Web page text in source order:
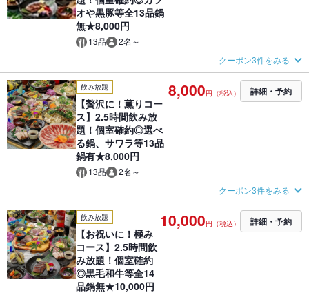
オや黒豚等全13品鍋
無★8,000円
13品
2名～
クーポン3件をみる
飲み放題
【贅沢に！薫りコー
ス】2.5時間飲み放
題！個室確約◎選べ
る鍋、サワラ等13品
鍋有★8,000円
13品 2名～
8,000円（税込） 詳細・予約
クーポン3件をみる
飲み放題
【お祝いに！極み
コース】2.5時間飲
み放題！個室確約
◎黒毛和牛等全14
品鍋無★10,000円
10,000円（税込） 詳細・予約